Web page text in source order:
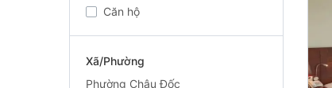
Căn hộ
Xã/Phường
Phường Châu Đốc